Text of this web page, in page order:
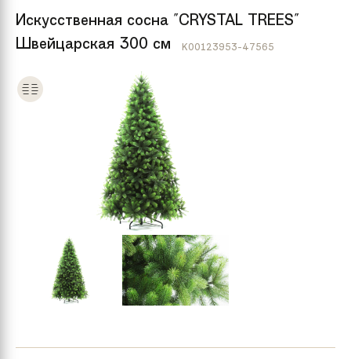
Искусственная сосна "CRYSTAL TREES"
Швейцарская 300 см
K00123953-47565